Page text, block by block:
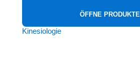
ÖFFNE PRODUKTE
Kinesiologie